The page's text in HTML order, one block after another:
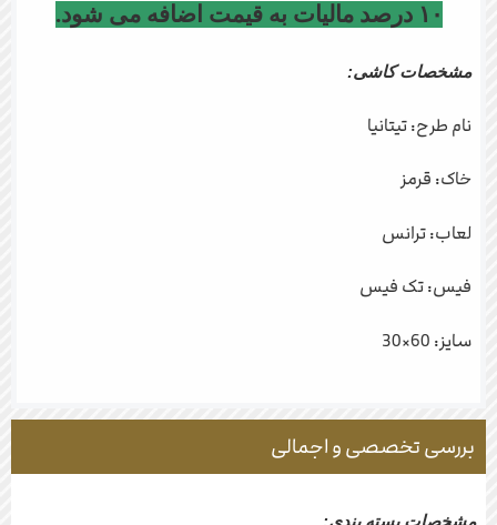
۱۰ درصد مالیات به قیمت اضافه می شود.
مشخصات کاشی:
نام طرح: تیتانیا
خاک: قرمز
لعاب: ترانس
فیس: تک فیس
سایز: 60×30
بررسی تخصصی و اجمالی
مشخصات بسته بندی: